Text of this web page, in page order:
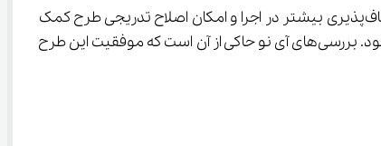
سپردن تعیین جزئیات اجرایی مصوبه به شورای عالی آموزش و پرورش، نکته‌ای کلیدی در این تصمیم است. این رویکرد می‌تواند به انعطاف‌پذیری بیشتر در اجرا و امکان اصلاح تدریجی طرح کمک
کند. با این حال، تجربه نشان داده که گاهی ناهماهنگی بین نهادهای تصمیم‌گیر می‌تواند به سردرگمی دانش‌آموزان و خانواده‌ها منجر شود. بررسی‌های آی‌ نو حاکی از آن است که موفقیت این طرح